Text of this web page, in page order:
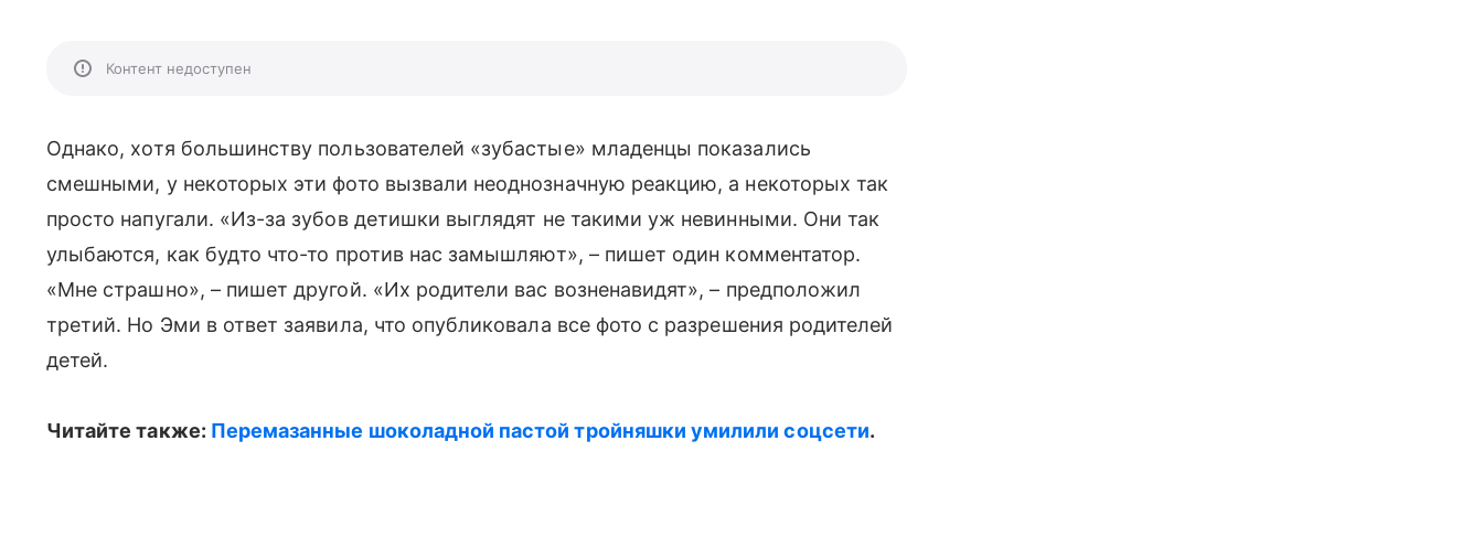
Контент недоступен
Однако, хотя большинству пользователей «зубастые» младенцы показались
смешными, у некоторых эти фото вызвали неоднозначную реакцию, а некоторых так
просто напугали. «Из-за зубов детишки выглядят не такими уж невинными. Они так
улыбаются, как будто что-то против нас замышляют», – пишет один комментатор.
«Мне страшно», – пишет другой. «Их родители вас возненавидят», – предположил
третий. Но Эми в ответ заявила, что опубликовала все фото с разрешения родителей
детей.
Читайте также: Перемазанные шоколадной пастой тройняшки умилили соцсети.